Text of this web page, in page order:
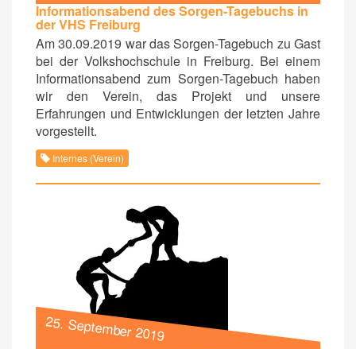
Informationsabend des Sorgen-Tagebuchs in
der VHS Freiburg
Am 30.09.2019 war das Sorgen-Tagebuch zu Gast
bei der Volkshochschule in Freiburg. Bei einem
Informationsabend zum Sorgen-Tagebuch haben
wir den Verein, das Projekt und unsere
Erfahrungen und Entwicklungen der letzten Jahre
vorgestellt.
Internes (Verein)
25. September 2019